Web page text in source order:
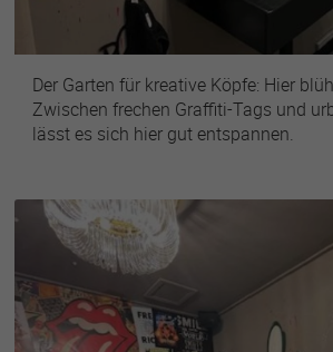
Der Garten für kreative Köpfe: Hier
Zwischen frechen Graffiti-Tags und
lässt es sich hier gut entspannen.